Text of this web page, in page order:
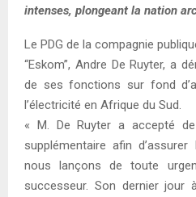
intenses, plongeant la nation
Le PDG de la compagnie
“Eskom”, Andre De Ruyter, a
de ses fonctions sur fond
l’électricité en Afrique du Sud.
« M. De Ruyter a accepté
supplémentaire afin
nous lançons de toute
successeur. Son dernier